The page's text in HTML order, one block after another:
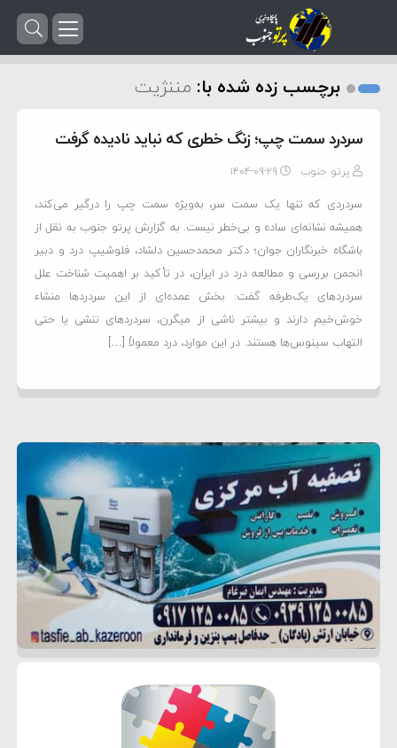
برچسب زده شده با: مننژیت
سردرد سمت چپ؛ زنگ خطری که نباید نادیده گرفت
پرتو جنوب ۱۴۰۴-۰۹-۲۹
سردردی که تنها یک سمت سر، به‌ویژه سمت چپ را درگیر می‌کند،
همیشه نشانه‌ای ساده و بی‌خطر نیست. به گزارش پرتو جنوب به نقل از
باشگاه خبرنگاران جوان؛ دکتر محمدحسین دلشاد، فلوشیپ درد و دبیر
انجمن بررسی و مطالعه درد در ایران، در تأکید بر اهمیت شناخت علل
سردرد‌های یک‌طرفه گفت: بخش عمده‌ای از این سردرد‌ها منشاء
خوش‌خیم دارند و بیشتر ناشی از میگرن، سردرد‌های تنشی یا حتی
التهاب سینوس‌ها هستند. در این موارد، درد معمولاً […]